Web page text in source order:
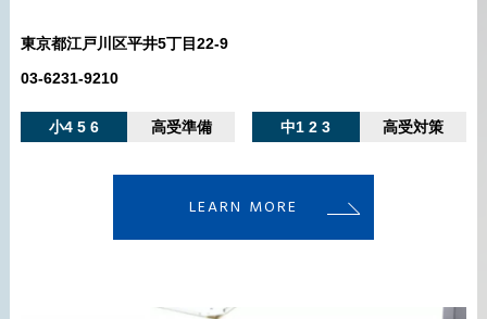
東京都江戸川区平井5丁目22-9
03-6231-9210
小4 5 6 高受準備 中1 2 3 高受対策
LEARN MORE